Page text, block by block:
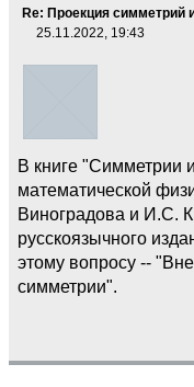
Re: Проекция симметрий
25.11.2022, 19:43
В книге "Симметрии
математической
Виноградова и И.С.
русскоязычного
этому вопросу --
симметрии".